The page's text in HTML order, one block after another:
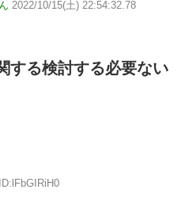
2022/10/15(土) 22:54:32.78
する検討する必要ない